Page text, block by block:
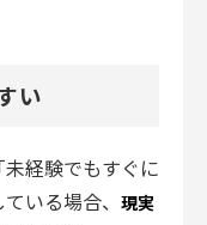
い
経験でもすぐに
いる場合、 現実